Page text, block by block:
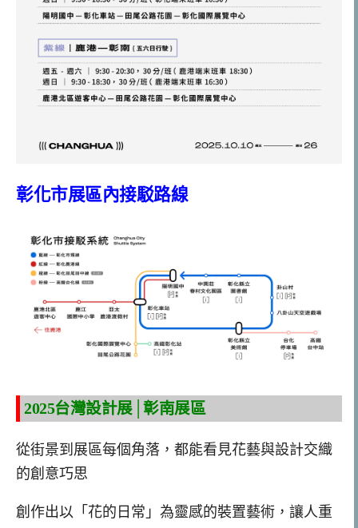
彰化市展區內接駁路線
2025台灣設計展│彰南展區
從街景到展區每個角落，都能看見花藝與設計交織
的創意巧思
創作出以「花的日常」為靈感的裝置藝術，讓人重